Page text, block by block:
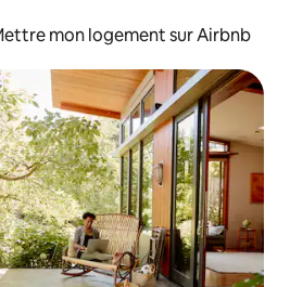
mon logement sur Airbnb